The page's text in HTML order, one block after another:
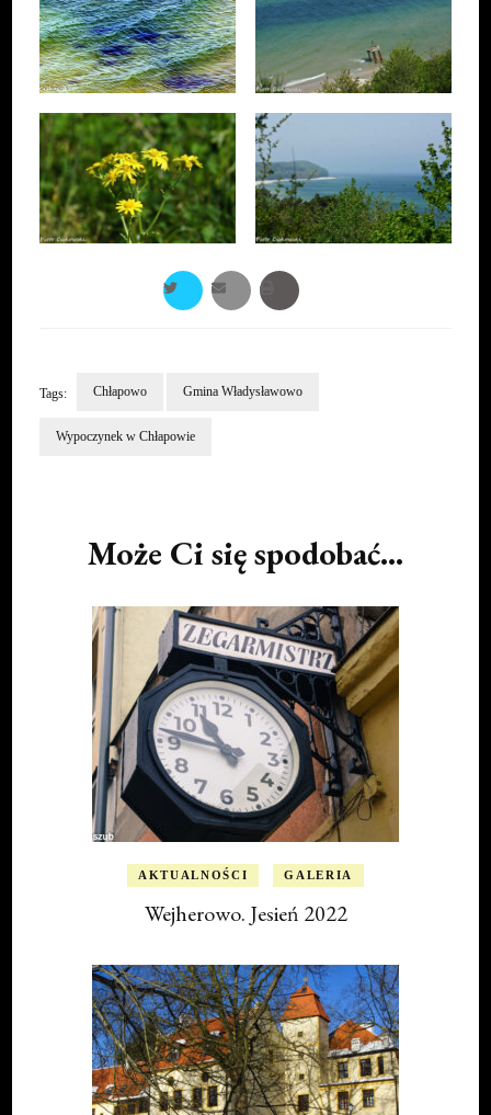
Tags: Chłapowo Gmina Władysławowo
Wypoczynek w Chłapowie
Może Ci się spodobać...
AKTUALNOŚCI GALERIA
Wejherowo. Jesień 2022